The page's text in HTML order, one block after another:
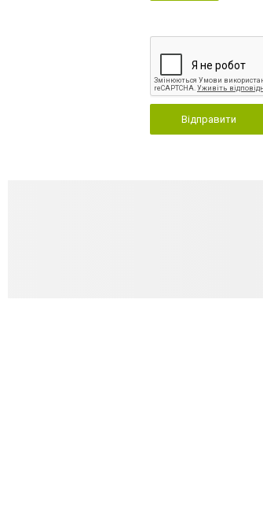
Відправити